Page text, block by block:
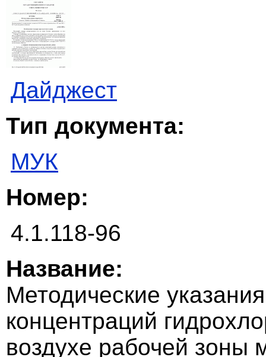
Дайджест
Тип документа:
МУК
Номер:
4.1.118-96
Название:
Методические
концентраций
воздухе рабочей зоны